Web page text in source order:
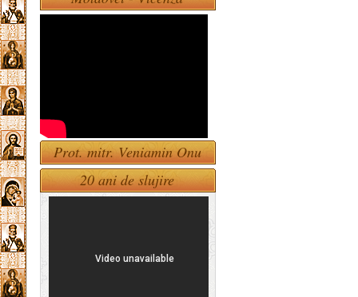
Prot. mitr. Veniamin Onu
20 ani de slujire